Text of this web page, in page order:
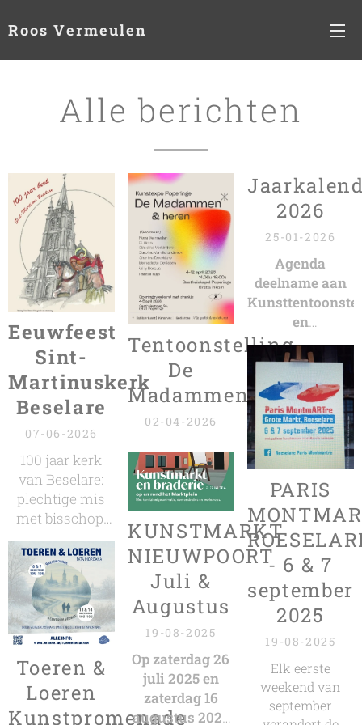
Roos Vermeulen
Alle berichten
Eeuwfeest
Sint-
Martinuskerk
Beselare
07-06-2026
100 jaar kerk
van Beselare:
plechtige mis
met bisschop,
deken, koren en
kunsttentoonstelling
Tentoonstelling
De
Madammen
02-04-2026
2026
25-01-2026
Agenda
deelname aan
en
Kunstmarkten
2026
Toeren &
Loeren
Kunstpromenade
KUNSTMARKT
NIEUWPOORT
Juli &
Augustus
19-08-2025
Op zaterdag 26
juli 2025 en
zaterdag 16
augustus 2025
PARIS
- 6 & 7
september
2025
19-08-2025
Elk eerste
weekend van
september